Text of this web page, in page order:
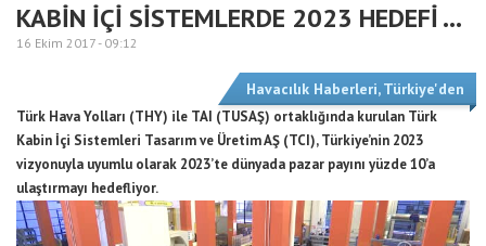
KABİN İÇİ SİSTEMLERDE 2023 HEDEFİ …
16 Ekim 2017 - 09:12
Havacılık Haberleri,Türkiye'den
Türk Hava Yolları (THY) ile TAI (TUSAŞ) ortaklığında kurulan Türk
Kabin İçi Sistemleri Tasarım ve Üretim AŞ (TCI), Türkiye’nin 2023
vizyonuyla uyumlu olarak 2023’te dünyada pazar payını yüzde 10’a
ulaştırmayı hedefliyor.